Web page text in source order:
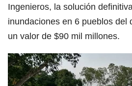
Ingenieros, la solución
inundaciones en 6 pueblos del
un valor de $90 mil millones.